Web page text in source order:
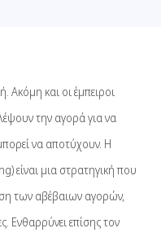
Ακόμη και οι έμπειροι
την αγορά για να
να αποτύχουν. Η
είναι μια στρατηγική που
των αβέβαιων αγορών,
Ενθαρρύνει επίσης τον